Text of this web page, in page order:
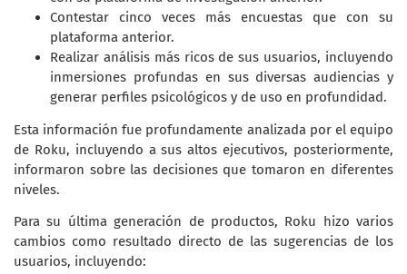
Contestar cinco veces más encuestas que con su
plataforma anterior.
Realizar análisis más ricos de sus usuarios, incluyendo
inmersiones profundas en sus diversas audiencias y
generar perfiles psicológicos y de uso en profundidad.
Esta información fue profundamente analizada por el equipo
de Roku, incluyendo a sus altos ejecutivos, posteriormente,
informaron sobre las decisiones que tomaron en diferentes
niveles.
Para su última generación de productos, Roku hizo varios
cambios como resultado directo de las sugerencias de los
usuarios, incluyendo: